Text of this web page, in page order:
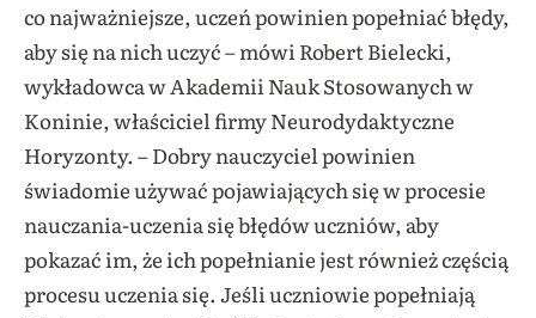
co najważniejsze, uczeń powinien popełniać błędy,
aby się na nich uczyć – mówi Robert Bielecki,
wykładowca w Akademii Nauk Stosowanych w
Koninie, właściciel firmy Neurodydaktyczne
Horyzonty. – Dobry nauczyciel powinien
świadomie używać pojawiających się w procesie
nauczania-uczenia się błędów uczniów, aby
pokazać im, że ich popełnianie jest również częścią
procesu uczenia się. Jeśli uczniowie popełniają